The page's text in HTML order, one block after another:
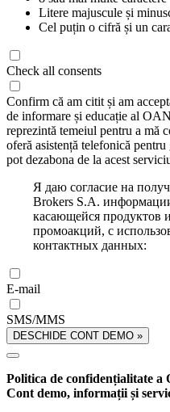
Litere majuscule și
Cel puțin o cifră și un
Check all consents
Confirm că am citit și am
de informare și educație al
reprezintă temeiul pentru a mă
oferă asistență telefonică
pot dezabona de la acest
Я даю согласие на
Brokers S.A.
касающейся продуктов
промоакций, с
контактных данных:
E-mail
SMS/MMS
DESCHIDE CONT DEMO »
Politica de confidențialitate
Cont demo, informații și